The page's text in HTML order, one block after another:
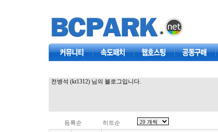
전병석 (kt1312) 님의 블로그입니다.
등록순 히트순